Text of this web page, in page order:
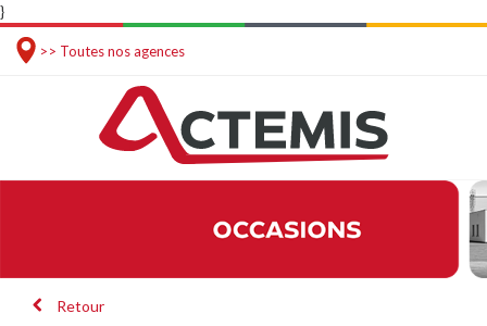
}
>> Toutes nos agences
Retour